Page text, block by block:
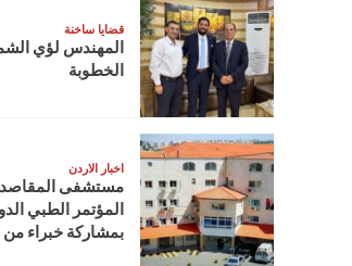
قضايا ساخنة
المهندس لؤي
الخطوبة
اخبار الاردن
مستشفى المقاصد
المؤتمر الطبي
بمشاركة خبراء من